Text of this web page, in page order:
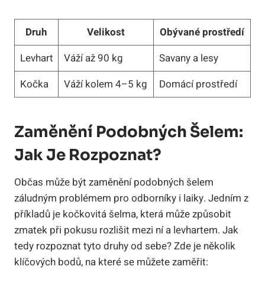
Druh Velikost
Obývané prostředí
Levhart
Váží až 90 kg
Savany a lesy
Kočka
Váží kolem 4–5 kg Domácí prostředí
Zaměnění Podobných Šelem:
Jak Je Rozpoznat?
Občas může být zaměnění podobných šelem
záludným problémem pro odborníky i laiky. Jedním z
příkladů je kočkovitá šelma, která může způsobit
zmatek při pokusu rozlišit mezi ní a levhartem. Jak
tedy rozpoznat tyto druhy od sebe? Zde je několik
klíčových bodů, na které se můžete zaměřit: